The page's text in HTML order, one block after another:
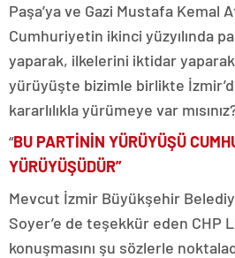
Paşa’ya ve Gazi Mustafa Kemal
Cumhuriyetin ikinci yüzyılında
yaparak, ilkelerini iktidar
yürüyüşte bizimle birlikte
kararlılıkla yürümeye var
“BU PARTİNİN YÜRÜYÜŞÜ
YÜRÜYÜŞÜDÜR”
Mevcut İzmir Büyükşehir
Soyer’e de teşekkür eden CHP
konuşmasını şu sözlerle